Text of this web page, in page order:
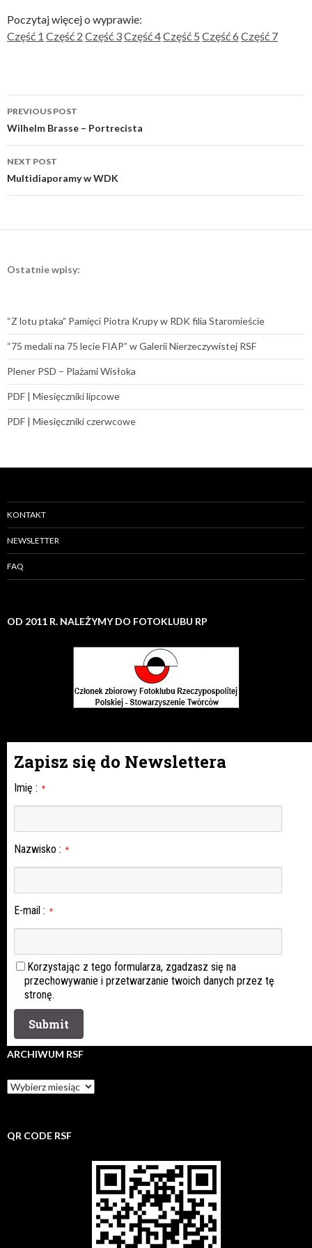
Poczytaj więcej o wyprawie:
Część 1 Część 2 Część 3Część 4Część 5 Część 6 Część 7
Post
navigation
PREVIOUS POST
Wilhelm Brasse – Portrecista
NEXT POST
Multidiaporamy w WDK
Ostatnie wpisy:
“Z lotu ptaka” Pamięci Piotra Krupy w RDK filia Staromieście
“75 medali na 75 lecie FIAP” w Galerii Nierzeczywistej RSF
Plener PSD – Plażami Wisłoka
PDF | Miesięczniki lipcowe
PDF | Miesięczniki czerwcowe
KONTAKT
NEWSLETTER
FAQ
OD 2011 R. NALEŻYMY DO FOTOKLUBU RP
Zapisz się do Newslettera
Imię : *
Nazwisko : *
E-mail : *
Korzystając z tego formularza, zgadzasz się na
przechowywanie i przetwarzanie twoich danych przez tę
stronę.
ARCHIWUM RSF
Archiwum
rsf
QR CODE RSF